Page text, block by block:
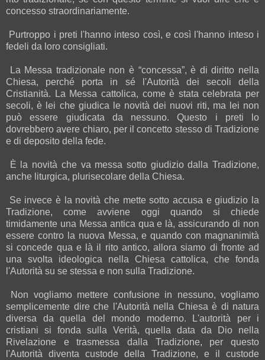
concesso straordinariamente.
Purtroppo i preti l'hanno inteso così, e così l'hanno inteso i
fedeli da loro consigliati.
La Messa tradizionale non è “concessa”, è di diritto nella
Chiesa, perché porta in sé l'Autorità dei secoli della
Cristianità. La Messa cattolica, come è stata celebrata per
secoli, è lei che giudica le novità dei nuovi riti, ma lei non
può essere giudicata da nessuno. Questo i preti lo
dovrebbero avere chiaro, per il concetto stesso di Tradizione
e di deposito della fede.
È la novità che va messa sotto giudizio dalla Tradizione,
anche liturgica, plurisecolare della Chiesa.
Se invece è la novità che mette sotto accusa e giudizio la
Tradizione, come avviene oggi quando si chiede
timidamente una Messa antica qua e là, assicurando di non
essere contro la nuova Messa, e quando con magnanimità
si concede qua e là il rito antico, allora siamo di fronte ad
una svolta ideologica nella Chiesa cattolica, che fonda
l'Autorità su se stessa e non sulla Tradizione.
Non vogliamo mettere confusione in nessuno, vogliamo
semplicemente dire che l'Autorità nella Chiesa è di natura
diversa da quella del mondo moderno. L'autorità per i
cristiani si fonda sulla Verità, quella data da Dio nella
Rivelazione e trasmessa dalla Tradizione, per questo
l'Autorità diventa custode della Tradizione, e il custode